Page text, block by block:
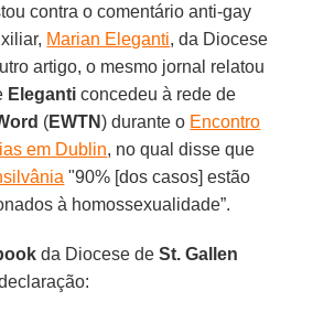
contra o comentário anti-gay
Marian Eleganti, da Diocese
artigo, o mesmo jornal relatou
Eleganti concedeu à rede de
(EWTN) durante o Encontro
em Dublin, no qual disse que
"90% [dos casos] estão
à homossexualidade”.
da Diocese deSt. Gallen